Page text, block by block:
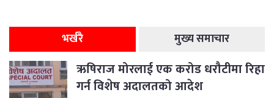
भर्खरै मुख्य समाचार
ऋषिराज मोरलाई एक करोड धरौटीमा रिहा
गर्न विशेष अदालतको आदेश